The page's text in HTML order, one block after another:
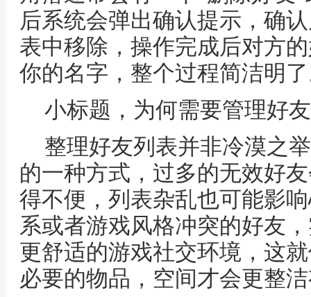
后系统会弹出确认提示，确
表中移除，操作完成后对方
你的名字，整个过程简洁明
小标题，为何需要管理好
整理好友列表并非冷漠之
的一种方式，过多的无效好
得不便，列表杂乱也可能影
系或者游戏风格冲突的好友
更舒适的游戏社交环境，这
必要的物品，空间才会更整